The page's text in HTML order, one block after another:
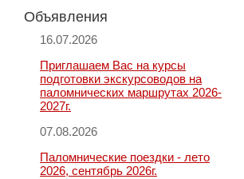
Объявления
16.07.2026
Приглашаем Вас на курсы
подготовки экскурсоводов на
паломнических маршрутах 2026-
2027г.
07.08.2026
Паломнические поездки - лето
2026, сентябрь 2026г.